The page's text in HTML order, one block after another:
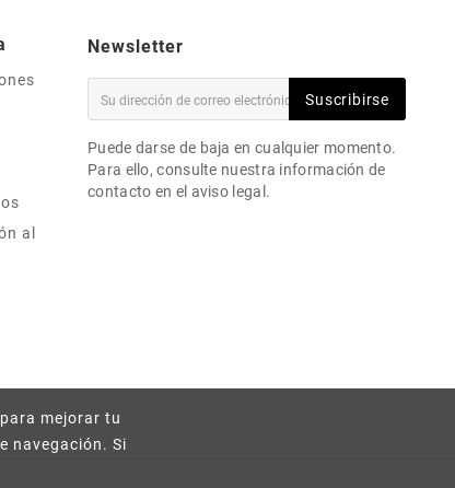
mejorar tu
navegación. Si
al
Newsletter
Suscribirse
Puede darse de baja en cualquier momento.
Para ello, consulte nuestra información de
contacto en el aviso legal.